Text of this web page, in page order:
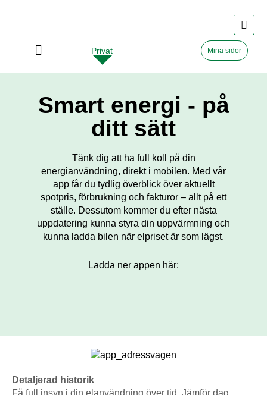
Privat Mina sidor
Smart energi - på
ditt sätt
Tänk dig att ha full koll på din
energianvändning, direkt i mobilen. Med vår
app får du tydlig överblick över aktuellt
spotpris, förbrukning och fakturor – allt på ett
ställe. Dessutom kommer du efter nästa
uppdatering kunna styra din uppvärmning och
kunna ladda bilen när elpriset är som lägst.
Ladda ner appen här:
Detaljerad historik
Få full insyn i din elanvändning över tid. Jämför dag,